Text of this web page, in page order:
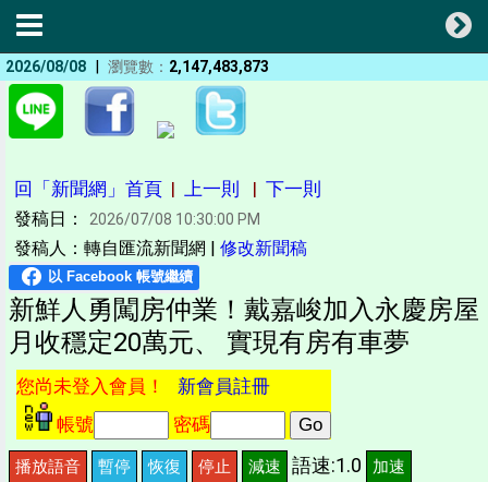
2026/08/08 | 瀏覽數： 2,147,483,873
回「新聞網」首頁 | 上一則 | 下一則
發稿日： 2026/07/08 10:30:00 PM
發稿人：轉自匯流新聞網 | 修改新聞稿
新鮮人勇闖房仲業！戴嘉峻加入永慶房屋
月收穩定20萬元、 實現有房有車夢
您尚未登入會員！ 新會員註冊
帳號
密碼
播放語音 暫停 恢復 停止 減速 語速:1.0 加速